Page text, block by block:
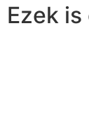
Ezek